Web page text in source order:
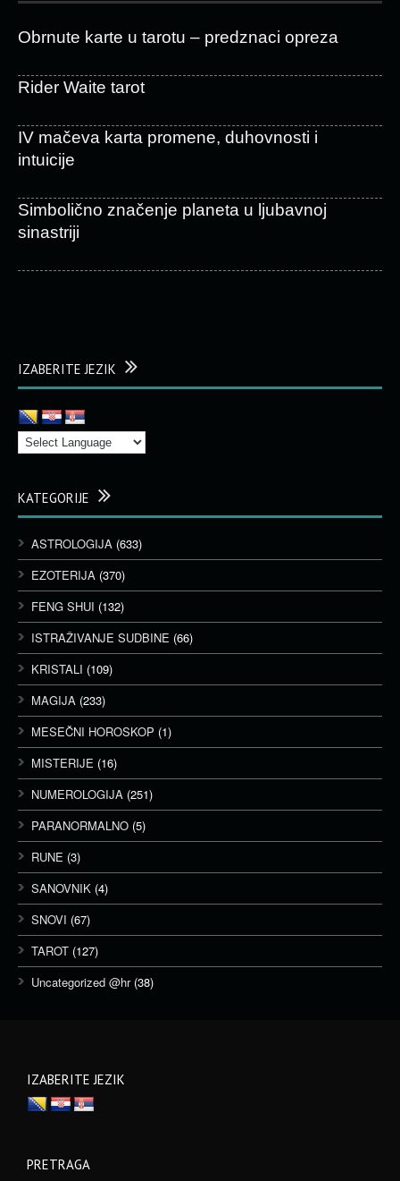
Obrnute karte u tarotu – predznaci opreza
Rider Waite tarot
IV mačeva karta promene, duhovnosti i
intuicije
Simbolično značenje planeta u ljubavnoj
sinastriji
IZABERITE JEZIK
KATEGORIJE
ASTROLOGIJA (633)
EZOTERIJA (370)
FENG SHUI (132)
ISTRAŽIVANJE SUDBINE (66)
KRISTALI (109)
MAGIJA (233)
MESEČNI HOROSKOP (1)
MISTERIJE (16)
NUMEROLOGIJA (251)
PARANORMALNO (5)
RUNE (3)
SANOVNIK (4)
SNOVI (67)
TAROT (127)
Uncategorized @hr(38)
IZABERITE JEZIK
PRETRAGA